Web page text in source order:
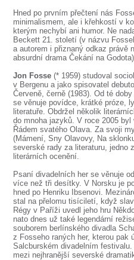
DÁLE
Hned po prvním přečtení nás
minimalismem, ale i křehkostí v
kterým nechybí ani humor. Ne
Beckett 21. století (v názvu
a autorem i přiznaný odkaz právě
absurdní drama Čekání na
Jon Fosse (* 1959) studoval
v Bergenu a jako spisovatel
Červeně, černě (1983). Od té
se věnuje povídce, krátké próze,
literatuře. Obdržel několik
do mnoha jazyků. V roce 2005
Řádem svatého Olava. Za svoji
(Mámení, Sny Olavovy, Na
severské rady za literaturu, jedno
literárních ocenění.
Psaní divadelních her se věnuje
více než tři desítky. V Norsku je
hned po Henriku Ibsenovi.
stal na přelomu tisíciletí, když
Régy v Paříži uvedl jeho hru
nato dnes už také legendární
souborem berlínského divadla
z Fosseho raných her, kterou pak
Salcburském divadelním
mezi nejhranější severské